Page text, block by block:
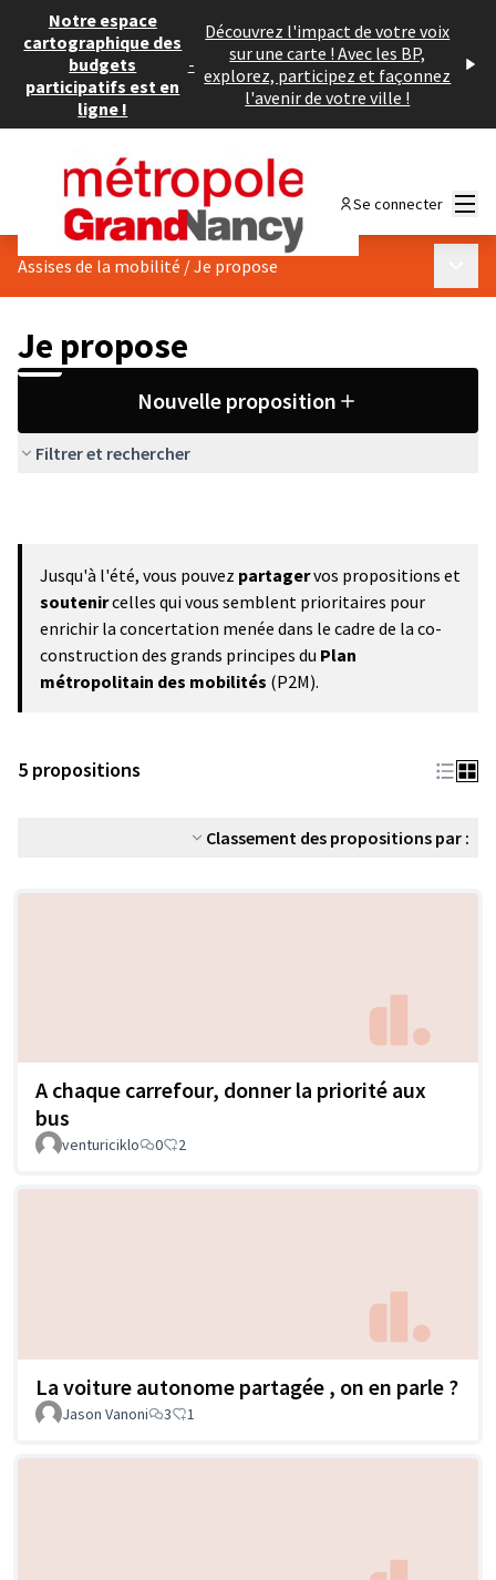
Notre espace
cartographique des
budgets
participatifs est en
ligne !
-
Découvrez l'impact de votre voix
sur une carte ! Avec les BP,
explorez, participez et façonnez
l'avenir de votre ville !
Se connecter
Assises de la mobilité /Je propose
Je propose
Nouvelle proposition
Filtrer et rechercher
Jusqu'à l'été, vous pouvez partagervos propositions et
soutenircelles qui vous semblent prioritaires pour
enrichir la concertation menée dans le cadre de la co-
construction des grands principes du Plan
métropolitain des mobilités (P2M).
5 propositions
Classement des propositions par :
A chaque carrefour, donner la priorité aux
bus
venturiciklo 0 2
La voiture autonome partagée , on en parle ?
Jason Vanoni 3 1